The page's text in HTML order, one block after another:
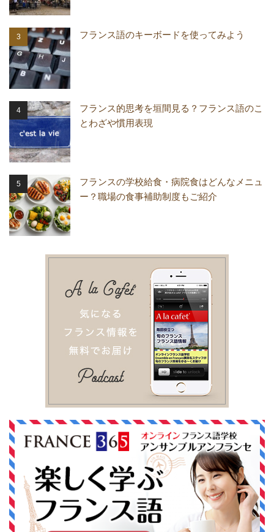
フランス語のキーボードを使ってみよう
フランス的思考を垣間見る？フランス語のこ
とわざや慣用表現
フランスの学校給食・病院食はどんなメニュ
ー？職場の食事補助制度もご紹介